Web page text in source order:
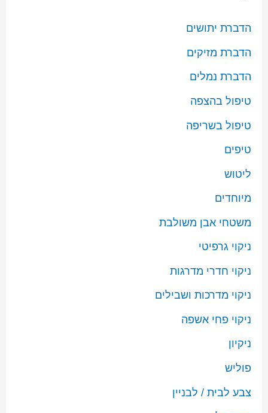
הדברת יתושים
הדברת מזיקים
הדברת נמלים
טיפול בהצפה
טיפול בשריפה
טיפים
ליטוש
מיוחדים
משטחי אבן משולבת
ניקוי גרפיטי
ניקוי חדרי מדרגות
ניקוי מדרכות ושבילים
ניקוי פחי אשפה
ניקיון
פוליש
צבע לבית / לבניין